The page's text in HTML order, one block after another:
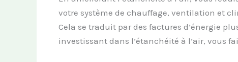
votre système de chauffage, ventilation et
Cela se traduit par des factures d’énergie
investissant dans l’étanchéité à l’air, vous